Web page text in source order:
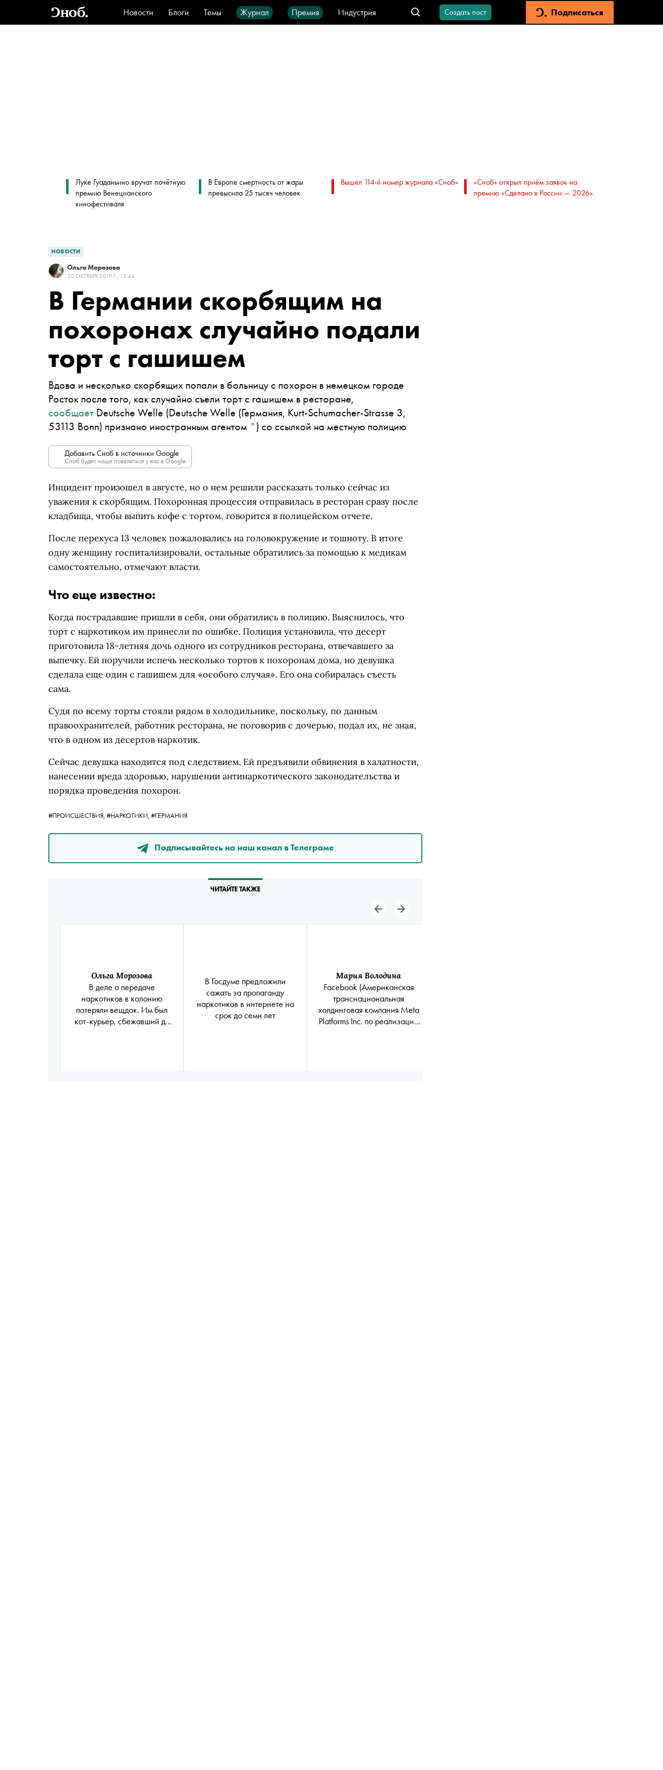
Новости Блоги Темы Журнал Премия
Индустрия
Стиль
Видео Город IT-продукты
Создать пост Подписаться
Луке Гуаданьино вручат почётную
премию Венецианского
кинофестиваля
В Европе смертность от жары
превысила 25 тысяч человек
Вышел 114-й номер журнала «Сноб»
«Сноб» открыл приём заявок на
премию «Сделано в России — 2026»
НОВОСТИ
Ольга Морозова
30 ОКТЯБРЯ 2019 Г., 15:44
В Германии скорбящим на
похоронах случайно подали
торт с гашишем
Вдова и несколько скорбящих попали в больницу с похорон в немецком городе
Росток после того, как случайно съели торт с гашишем в ресторане,
сообщает Deutsche Welle (Deutsche Welle (Германия, Kurt-Schumacher-Strasse 3,
53113 Bonn) признано иностранным агентом *) со ссылкой на местную полицию
Добавить Сноб в источники Google
Сноб будет чаще появляться у вас в Google.
Инцидент произошел в августе, но о нем решили рассказать только сейчас из
уважения к скорбящим. Похоронная процессия отправилась в ресторан сразу после
кладбища, чтобы выпить кофе с тортом, говорится в полицейском отчете.
После перекуса 13 человек пожаловались на головокружение и тошноту. В итоге
одну женщину госпитализировали, остальные обратились за помощью к медикам
самостоятельно, отмечают власти.
Что еще известно:
Когда пострадавшие пришли в себя, они обратились в полицию. Выяснилось, что
торт с наркотиком им принесли по ошибке. Полиция установила, что десерт
приготовила 18-летняя дочь одного из сотрудников ресторана, отвечавшего за
выпечку. Ей поручили испечь несколько тортов к похоронам дома, но девушка
сделала еще один с гашишем для «особого случая». Его она собиралась съесть
сама.
Судя по всему торты стояли рядом в холодильнике, поскольку, по данным
правоохранителей, работник ресторана, не поговорив с дочерью, подал их, не зная,
что в одном из десертов наркотик.
Сейчас девушка находится под следствием. Ей предъявили обвинения в халатности,
нанесении вреда здоровью, нарушении антинаркотического законодательства и
порядка проведения похорон.
#ПРОИСШЕСТВИЯ, #НАРКОТИКИ, #ГЕРМАНИЯ
Подписывайтесь на наш канал в Телеграме
ЧИТАЙТЕ ТАКЖЕ
Ольга Морозова
В деле о передаче
наркотиков в колонию
потеряли вещдок. Им был
кот-курьер, сбежавший до
В Госдуме предложили
сажать за пропаганду
наркотиков в интернете на
срок до семи лет
Мария Володина
Facebook(Американская
транснациональная
холдинговая компания Meta
Platforms Inc. по реализации